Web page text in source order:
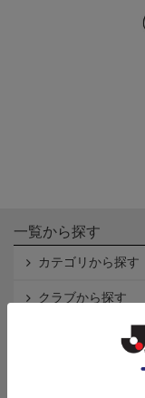
一覧から探す
カテゴリから探す
クラブから探す
インフォメーション